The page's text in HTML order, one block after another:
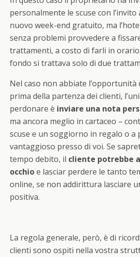
personalmente le scuse con
nuovo week-end gratuito, ma
senza problemi provvedere a
trattamenti, a costo di farli in
fondo si trattava solo di due
Nel caso non abbiate
prima della partenza dei clienti,
perdonare è inviare una nota
ma ancora meglio in cartaceo –
scuse e un soggiorno in regalo o a
vantaggioso presso di voi. Se
tempo debito, il cliente potrebbe
occhioe lasciar perdere le tanto
online, se non addirittura lasciare
positiva.
La regola generale, però, è di
clienti sono ospiti nella vostra